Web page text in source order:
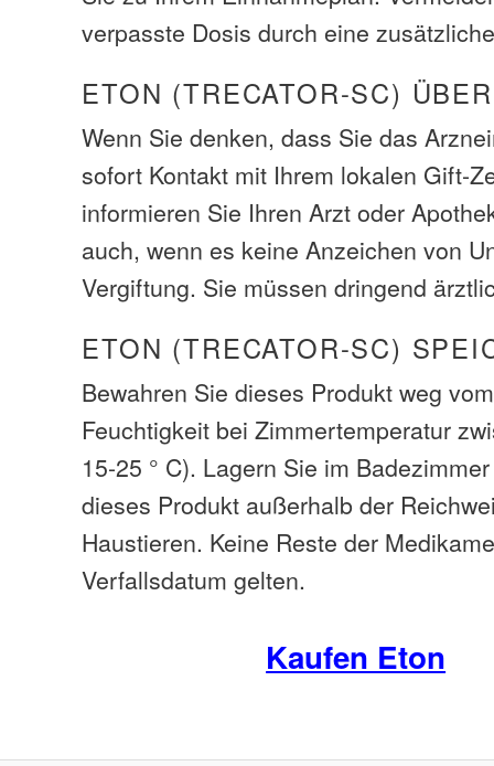
verpasste Dosis durch eine
ETON (TRECATOR-SC)
Wenn Sie denken, dass Sie das
sofort Kontakt mit Ihrem lokalen Gift-
informieren Sie Ihren Arzt oder
auch, wenn es keine Anzeichen von
Vergiftung. Sie müssen dringend
ETON (TRECATOR-SC)
Bewahren Sie dieses Produkt weg
Feuchtigkeit bei Zimmertemperatur
15-25 ° C). Lagern Sie im
dieses Produkt außerhalb der
Haustieren. Keine Reste der
Verfallsdatum gelten.
Kaufen Eton